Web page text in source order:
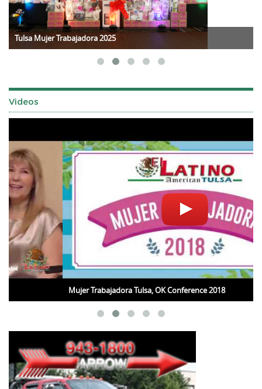
Tulsa Mujer Trabajadora 2025
Videos
Mujer Trabajadora Tulsa, OK Conference 2018